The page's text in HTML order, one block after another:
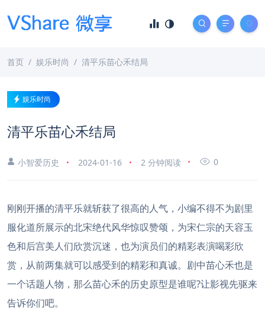
首页 娱乐时尚 清平乐苗心禾结局
娱乐时尚
清平乐苗心禾结局
小智爱历史 2024-01-16 2 分钟阅读 0
刚刚开播的清平乐就斩获了很高的人气，小编不得不为剧里
服化道所展示的北宋绝代风华惊叹赞颂，为宋仁宗的天容玉
色和后宫美人们欣赏沉迷，也为演员们的精彩表演喝彩欣
赏，从前两集就可以感受到的精彩和真诚。剧中苗心禾也是
一个话题人物，那么苗心禾的历史原型是谁呢?让影视先驱来
告诉你们吧。